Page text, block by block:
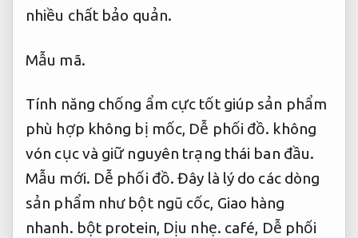
nhiều chất bảo quản.
Mẫu mã.
Tính năng chống ẩm cực tốt giúp sản phẩm
phù hợp không bị mốc, Dễ phối đồ. không
vón cục và giữ nguyên trạng thái ban đầu.
Mẫu mới. Dễ phối đồ. Đây là lý do các dòng
sản phẩm như bột ngũ cốc, Giao hàng
nhanh. bột protein, Dịu nhẹ. café, Dễ phối